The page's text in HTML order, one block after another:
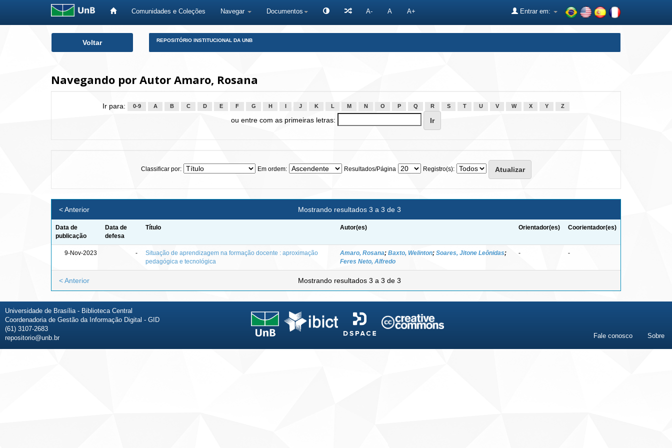
Comunidades e Coleções Navegar Documentos A- A A+ Entrar em:
Voltar REPOSITÓRIO INSTITUCIONAL DA UNB
Navegando por Autor Amaro, Rosana
Ir para: 0-9 A B C D E F G H J K L M N O P Q R S T U V W X Y Z
ou entre com as primeiras letras:
Classificar por: Em ordem: Resultados/Página Registro(s):
Mostrando resultados 3 a 3 de 3
< Anterior
Data de
publicação
Data de
defesa
Título Autor(es) Orientador(es) Coorientador(es)
9-Nov-2023 -
Situação de aprendizagem na formação docente : aproximação
pedagógica e tecnológica
Amaro, Rosana; Baxto, Welinton; Soares, Jitone Leônidas;
Feres Neto, Alfredo
- -
Mostrando resultados 3 a 3 de 3
< Anterior
Universidade de Brasília - Biblioteca Central
Coordenadoria de Gestão da Informação Digital - GID
(61) 3107-2683
repositorio@unb.br
Fale conosco Sobre